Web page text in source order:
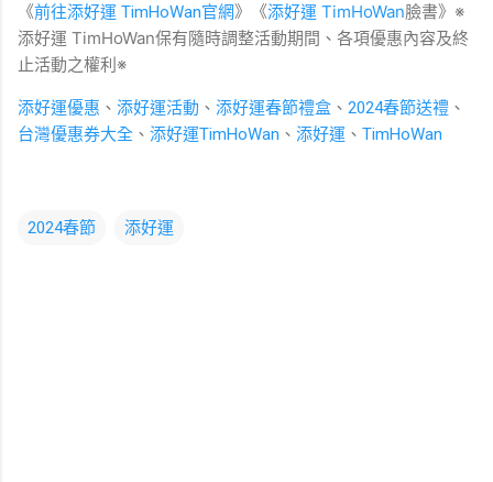
《前往添好運 TimHoWan官網》《添好運 TimHoWan臉書》※
添好運 TimHoWan保有隨時調整活動期間、各項優惠內容及終
止活動之權利※​
添好運優惠 、 添好運活動 、 添好運春節禮盒 、 2024春節送禮 、
台灣優惠券大全 、 添好運TimHoWan 、 添好運 、 TimHoWan
2024春節 添好運